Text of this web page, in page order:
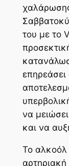
του με το
να
και να
Το αλκοόλ
αρτηριακή